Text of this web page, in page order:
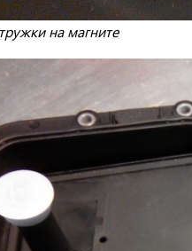
на магните